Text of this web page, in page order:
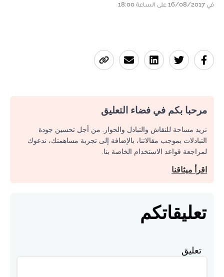
في 16/08/2017 على الساعة 18:00
مرحبا بكم في فضاء التعليق
نريد مساحة للنقاش والتبادل والحوار. من أجل تحسين جودة
التبادلات بموجب مقالاتنا، بالإضافة إلى تجربة مساهمتك، ندعوك
لمراجعة قواعد الاستخدام الخاصة بنا.
اقرأ ميثاقنا
تعليقاتكم
تعليق